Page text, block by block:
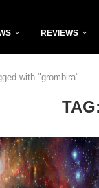
REVIEWS
with "grombira"
TAG: